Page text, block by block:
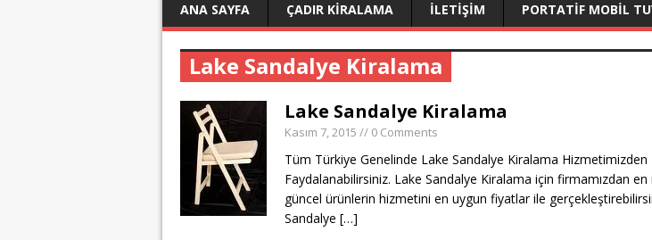
ANA SAYFA ÇADIR KIRALAMA İLETIŞIM PORTATIF MOBIL
Lake Sandalye Kiralama
Lake Sandalye Kiralama
Kasım 7, 2015 // 0 Comments
Tüm Türkiye Genelinde Lake Sandalye Kiralama Hizmetimizden
Faydalanabilirsiniz. Lake Sandalye Kiralama için firmamızdan
güncel ürünlerin hizmetini en uygun fiyatlar ile
Sandalye […]